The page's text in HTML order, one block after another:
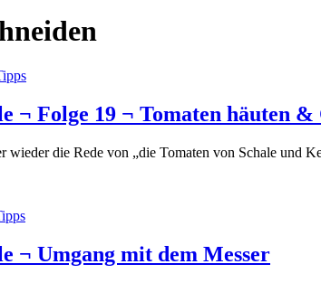
¬ Folge 19 ¬ Tomaten häuten &
die Rede von „die Tomaten von Schale und
¬ Umgang mit dem Messer